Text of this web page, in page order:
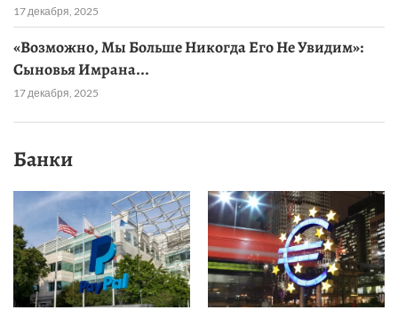
17 декабря, 2025
«Возможно, Мы Больше Никогда Его Не Увидим»:
Сыновья Имрана...
17 декабря, 2025
Банки